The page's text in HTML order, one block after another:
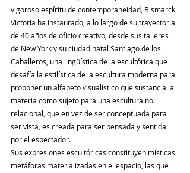
vigoroso espíritu de contemporaneidad, Bismarck
Victoria ha instaurado, a lo largo de su trayectoria
de 40 años de oficio creativo, desde sus talleres
de New York y su ciudad natal Santiago de los
Caballeros, una lingüística de la escultórica que
desafía la estilística de la escultura moderna para
proponer un alfabeto visualístico que sustancia la
materia como sujeto para una escultura no
relacional, que en vez de ser conceptuada para
ser vista, es creada para ser pensada y sentida
por el espectador.
Sus expresiones escultóricas constituyen místicas
metáforas materializadas en el espacio, las que